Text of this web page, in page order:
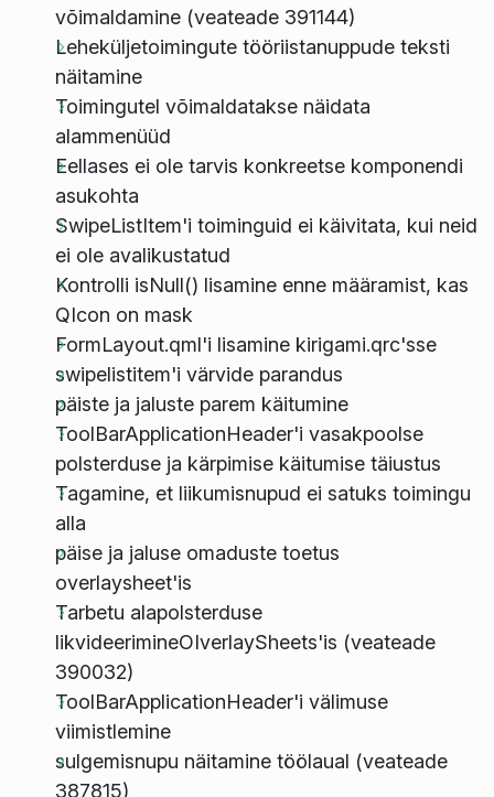
võimaldamine (veateade 391144)
Leheküljetoimingute tööriistanuppude teksti
näitamine
Toimingutel võimaldatakse näidata
alammenüüd
Eellases ei ole tarvis konkreetse komponendi
asukohta
SwipeListItem'i toiminguid ei käivitata, kui neid
ei ole avalikustatud
Kontrolli isNull() lisamine enne määramist, kas
QIcon on mask
FormLayout.qml'i lisamine kirigami.qrc'sse
swipelistitem'i värvide parandus
päiste ja jaluste parem käitumine
ToolBarApplicationHeader'i vasakpoolse
polsterduse ja kärpimise käitumise täiustus
Tagamine, et liikumisnupud ei satuks toimingu
alla
päise ja jaluse omaduste toetus
overlaysheet'is
Tarbetu alapolsterduse
likvideerimineOIverlaySheets'is (veateade
390032)
ToolBarApplicationHeader'i välimuse
viimistlemine
sulgemisnupu näitamine töölaual (veateade
387815)